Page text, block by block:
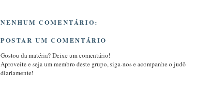
NENHUM COMENTÁRIO:
POSTAR UM COMENTÁRIO
Gostou da matéria? Deixe um comentário!
Aproveite e seja um membro deste grupo, siga-nos e acompanhe o judô
diariamente!